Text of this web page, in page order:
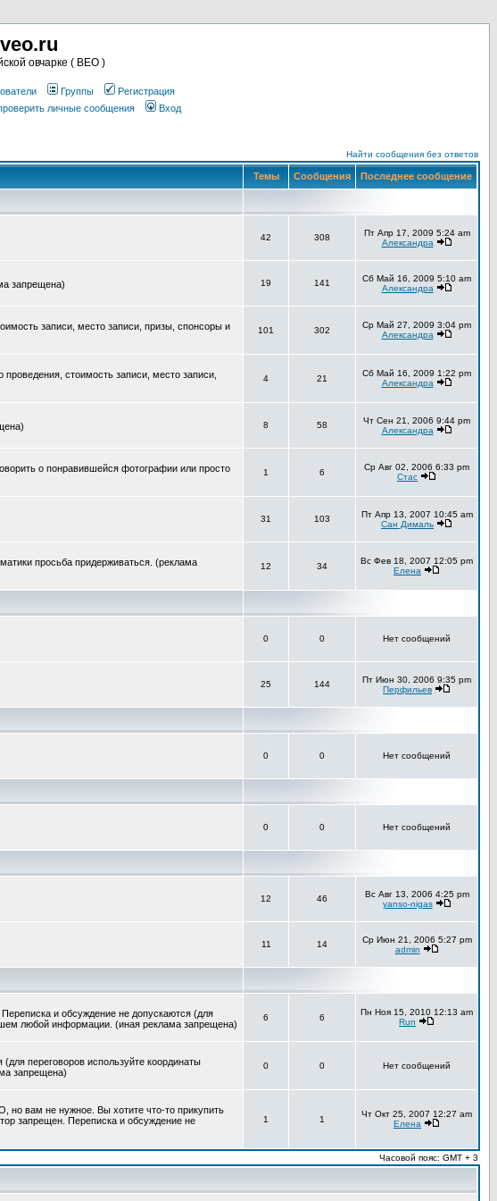
овчарке ( ВЕО )
Группы
Регистрация
личные сообщения Вход
Найти сообщения без ответов
Темы Сообщения Последнее сообщение
42 308
Пт Апр 17, 2009 5:24 am
Александра
запрещена) 19 141
Сб Май 16, 2009 5:10 am
Александра
записи, место записи, призы, спонсоры и
101 302
Ср Май 27, 2009 3:04 pm
Александра
стоимость записи, место записи,
4 21
Сб Май 16, 2009 1:22 pm
Александра
8 58
Чт Сен 21, 2006 9:44 pm
Александра
о понравившейся фотографии или просто
1 6
Ср Авг 02, 2006 6:33 pm
Стас
31 103
Пт Апр 13, 2007 10:45 am
Сан Дималь
просьба придерживаться. (реклама
12 34
Вс Фев 18, 2007 12:05 pm
Елена
0 0 Нет сообщений
25 144
Пт Июн 30, 2006 9:35 pm
Перфильев
0 0 Нет сообщений
0 0 Нет сообщений
12 46
Вс Авг 13, 2006 4:25 pm
yanso-nigas
11 14
Ср Июн 21, 2006 5:27 pm
admin
и обсуждение не допускаются (для
любой информации. (иная реклама запрещена)
6 6
Пн Ноя 15, 2010 12:13 am
Run
переговоров используйте координаты
запрещена)
0 0 Нет сообщений
но вам не нужное. Вы хотите что-то прикупить
запрещен. Переписка и обсуждение не
1 1
Чт Окт 25, 2007 12:27 am
Елена
Часовой пояс: GMT + 3